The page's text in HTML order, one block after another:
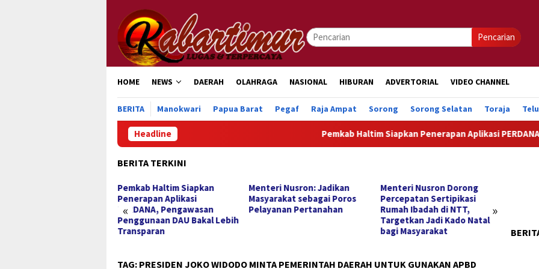
konten
Pencarian
HOME NEWS DAERAH OLAHRAGA NASIONAL HIBURAN ADVERTORIAL VIDEO CHANNEL
BERITA Manokwari Papua Barat Pegaf Raja Ampat Sorong Sorong Selatan Toraja
Headline Pemkab Haltim Siapkan Penerapan Aplikasi PERDANA,
BERITA TERKINI
« »
Pemkab Haltim Siapkan
Penerapan Aplikasi
PERDANA, Pengawasan
Penggunaan DAU Bakal Lebih
Transparan
Menteri Nusron: Jadikan
Masyarakat sebagai Poros
Pelayanan Pertanahan
Menteri Nusron Dorong
Percepatan Sertipikasi
Rumah Ibadah di NTT,
Targetkan Jadi Kado Natal
bagi Masyarakat
TAG: PRESIDEN JOKO WIDODO MINTA PEMERINTAH DAERAH UNTUK GUNAKAN APBD